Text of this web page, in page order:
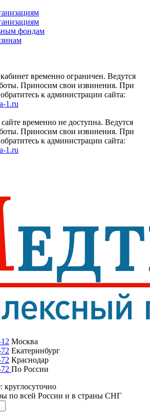
фондам
временно ограничен. Ведутся
Приносим свои извинения. При
к администрации сайта:
1.ru
временно не доступна. Ведутся
Приносим свои извинения. При
к администрации сайта:
1.ru
Москва
Екатеринбург
Краснодар
По России
круглосуточно
по всей России и в страны СНГ